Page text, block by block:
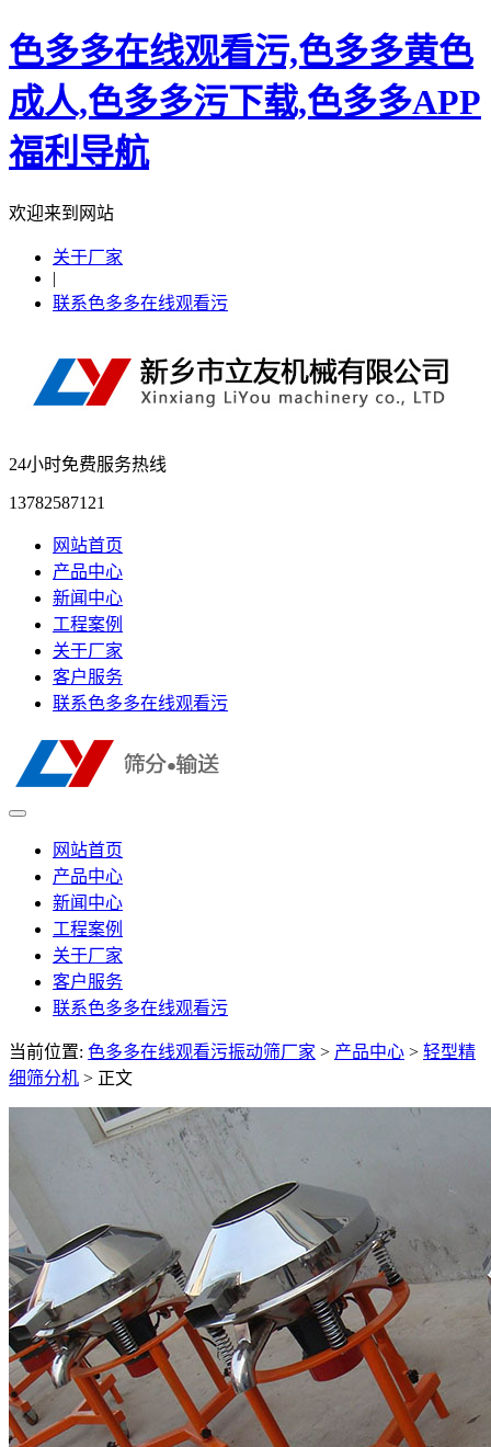
色多多在线观看污,色多多黄色
成人,色多多污下载,色多多APP
福利导航
欢迎来到网站
关于厂家
|
联系色多多在线观看污
24小时免费服务热线
13782587121
网站首页
产品中心
新闻中心
工程案例
关于厂家
客户服务
联系色多多在线观看污
网站首页
产品中心
新闻中心
工程案例
关于厂家
客户服务
联系色多多在线观看污
当前位置: 色多多在线观看污振动筛厂家 > 产品中心 > 轻型精
细筛分机 > 正文